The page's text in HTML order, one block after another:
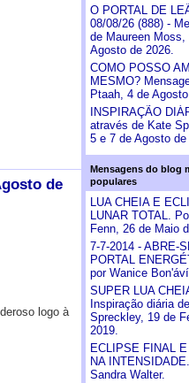
de
logo à
O PORTAL DE
08/08/26 (888) -
de Maureen Moss,
Agosto de 2026.
COMO POSSO
MESMO?
Ptaah, 4 de
INSPIRAÇÃO
através de Kate
5 e 7 de Agosto de
Mensagens do blog
populares
LUA CHEIA E
LUNAR TOTAL.
Fenn, 26 de Maio
7-7-2014 - ABRE-
PORTAL
por Wanice
SUPER LUA
Inspiração diária
Spreckley, 19 de
2019.
ECLIPSE FINAL
NA
Sandra Walter.